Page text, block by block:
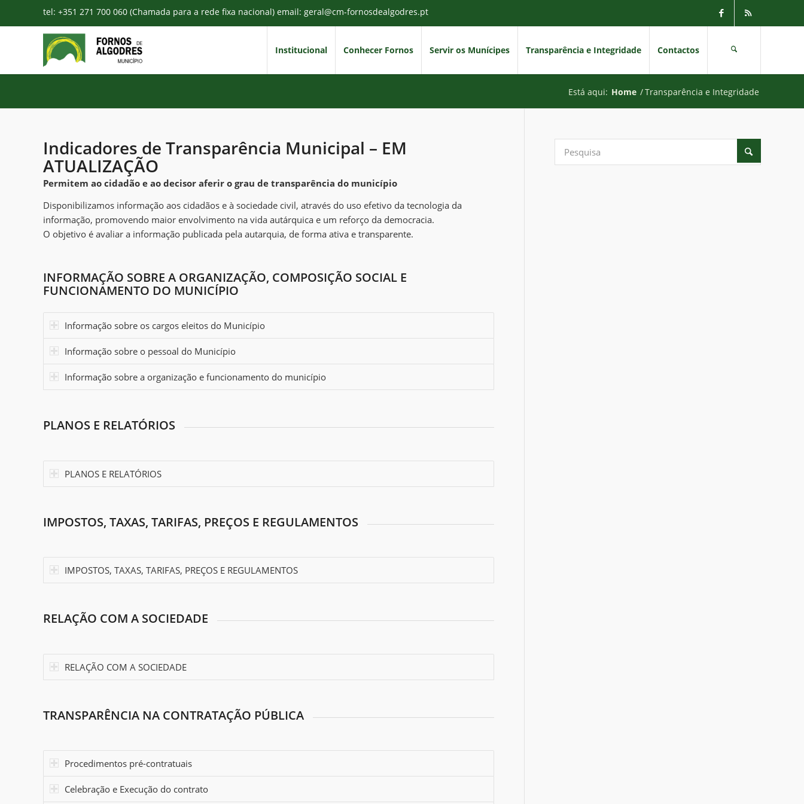
tel: +351 271 700 060 (Chamada para a rede fixa nacional) email: geral@cm-fornosdealgodres.pt
Institucional Conhecer Fornos Servir os Munícipes Transparência e Integridade Contactos
Está aqui: Home /Transparência e Integridade
Indicadores de Transparência Municipal – EM
ATUALIZAÇÃO
Permitem ao cidadão e ao decisor aferir o grau de transparência do município
Disponibilizamos informação aos cidadãos e à sociedade civil, através do uso efetivo da tecnologia da
informação, promovendo maior envolvimento na vida autárquica e um reforço da democracia.
O objetivo é avaliar a informação publicada pela autarquia, de forma ativa e transparente.
INFORMAÇÃO SOBRE A ORGANIZAÇÃO, COMPOSIÇÃO SOCIAL E
FUNCIONAMENTO DO MUNICÍPIO
Informação sobre os cargos eleitos do Município
Informação sobre o pessoal do Município
Informação sobre a organização e funcionamento do município
PLANOS E RELATÓRIOS
PLANOS E RELATÓRIOS
IMPOSTOS, TAXAS, TARIFAS, PREÇOS E REGULAMENTOS
IMPOSTOS, TAXAS, TARIFAS, PREÇOS E REGULAMENTOS
RELAÇÃO COM A SOCIEDADE
RELAÇÃO COM A SOCIEDADE
TRANSPARÊNCIA NA CONTRATAÇÃO PÚBLICA
Procedimentos pré-contratuais
Celebração e Execução do contrato